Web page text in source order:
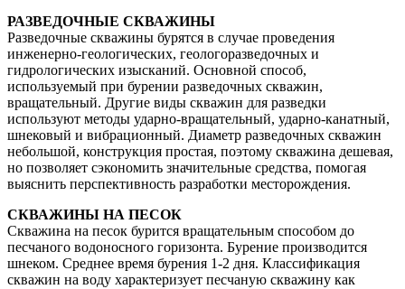
РАЗВЕДОЧНЫЕ СКВАЖИНЫ
Разведочные скважины бурятся в случае проведения
инженерно-геологических, геологоразведочных и
гидрологических изысканий. Основной способ,
используемый при бурении разведочных скважин,
вращательный. Другие виды скважин для разведки
используют методы ударно-вращательный, ударно-канатный,
шнековый и вибрационный. Диаметр разведочных скважин
небольшой, конструкция простая, поэтому скважина дешевая,
но позволяет сэкономить значительные средства, помогая
выяснить перспективность разработки месторождения.
СКВАЖИНЫ НА ПЕСОК
Скважина на песок бурится вращательным способом до
песчаного водоносного горизонта. Бурение производится
шнеком. Среднее время бурения 1-2 дня. Классификация
скважин на воду характеризует песчаную скважину как